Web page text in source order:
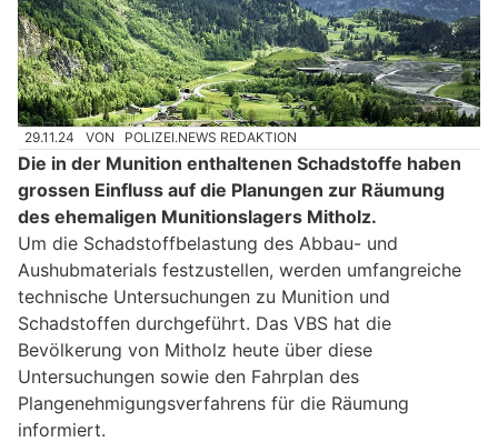
29.11.24 VON POLIZEI.NEWS REDAKTION
Die in der Munition enthaltenen Schadstoffe haben
grossen Einfluss auf die Planungen zur Räumung
des ehemaligen Munitionslagers Mitholz.
Um die Schadstoffbelastung des Abbau- und
Aushubmaterials festzustellen, werden umfangreiche
technische Untersuchungen zu Munition und
Schadstoffen durchgeführt. Das VBS hat die
Bevölkerung von Mitholz heute über diese
Untersuchungen sowie den Fahrplan des
Plangenehmigungsverfahrens für die Räumung
informiert.